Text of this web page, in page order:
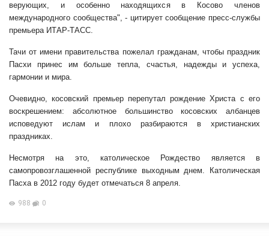
верующих, и особенно находящихся в Косово членов
международного сообщества", - цитирует сообщение пресс-службы
премьера ИТАР-ТАСС.
Тачи от имени правительства пожелал гражданам, чтобы праздник
Пасхи принес им больше тепла, счастья, надежды и успеха,
гармонии и мира.
Очевидно, косовский премьер перепутал рождение Христа с его
воскрешением: абсолютное большинство косовских албанцев
исповедуют ислам и плохо разбираются в христианских
праздниках.
Несмотря на это, католическое Рождество является в
самопровозглашенной республике выходным днем. Католическая
Пасха в 2012 году будет отмечаться 8 апреля.
988 0